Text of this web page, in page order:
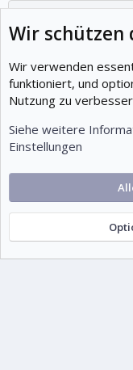
12
Mitglieder
19
Neuestes
Hilfe und Impressum
© 1999-2026 tutorials.de –
2010-2026 XenForo Ltd.
Wir schützen
Wir verwenden
funktioniert, und
Nutzung zu
Siehe weitere
Einstellungen